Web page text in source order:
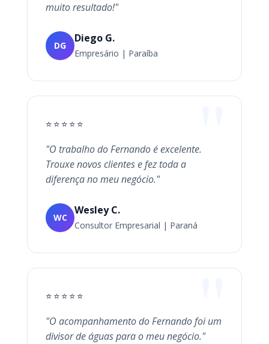
muito resultado!"
DG
Diego G.
Empresário | Paraíba
⭐⭐⭐⭐⭐
"O trabalho do Fernando é excelente.
Trouxe novos clientes e fez toda a
diferença no meu negócio."
WC
Wesley C.
Consultor Empresarial | Paraná
⭐⭐⭐⭐⭐
"O acompanhamento do Fernando foi um
divisor de águas para o meu negócio."